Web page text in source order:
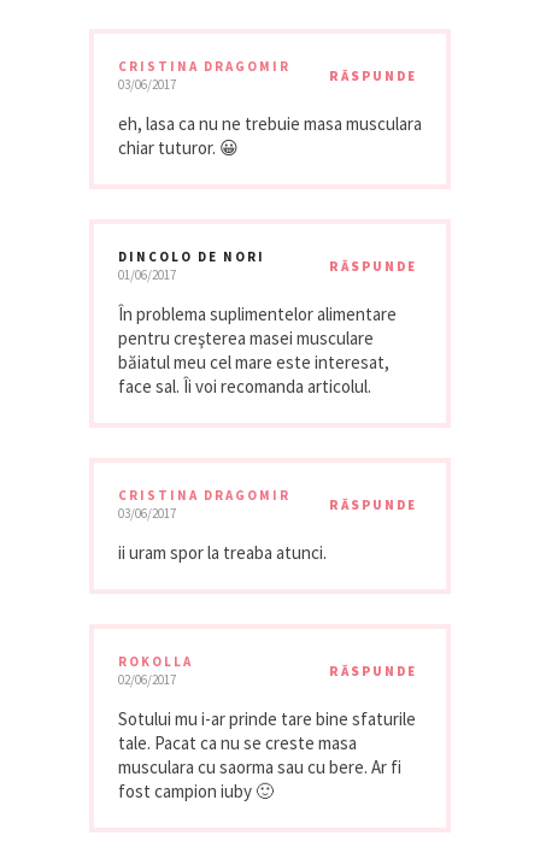
CRISTINA DRAGOMIR
03/06/2017
RĂSPUNDE
eh, lasa ca nu ne trebuie masa musculara
chiar tuturor. 😀
DINCOLO DE NORI
01/06/2017
RĂSPUNDE
În problema suplimentelor alimentare
pentru creşterea masei musculare
băiatul meu cel mare este interesat,
face sal. Îi voi recomanda articolul.
CRISTINA DRAGOMIR
03/06/2017
RĂSPUNDE
ii uram spor la treaba atunci.
ROKOLLA
02/06/2017
RĂSPUNDE
Sotului mu i-ar prinde tare bine sfaturile
tale. Pacat ca nu se creste masa
musculara cu saorma sau cu bere. Ar fi
fost campion iuby 🙂